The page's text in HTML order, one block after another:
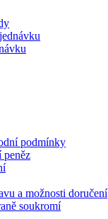
podmínky
peněz
a možnosti doručení
soukromí